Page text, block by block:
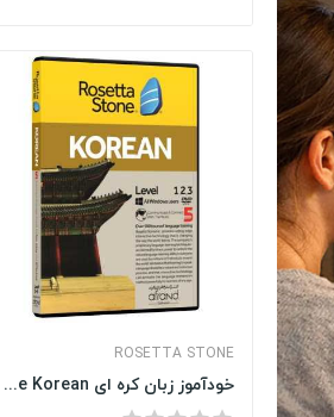
ROSETTA STONE
خودآموز زبان کره ای Rosetta Stone Korean